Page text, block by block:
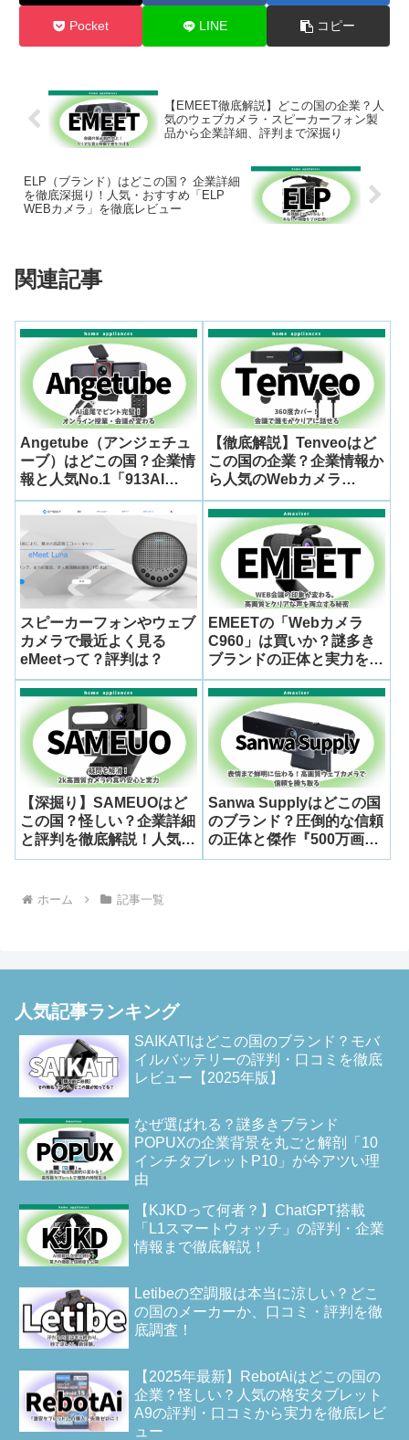
Pocket LINE コピー
【EMEET徹底解説】どこの国の企業？人
気のウェブカメラ・スピーカーフォン製
品から企業詳細、評判まで深掘り
ELP（ブランド）はどこの国？ 企業詳細
を徹底深掘り！人気・おすすめ「ELP
WEBカメラ」を徹底レビュー
関連記事
Angetube（アンジェチュ
ーブ）はどこの国？企業情
報と人気No.1「913AI
WEBカメラ」の深掘りレ
ビュー
【徹底解説】Tenveoはど
この国の企業？企業情報か
ら人気のWebカメラ
「TEVO-VA300AA」の評
判・実力を深掘り
スピーカーフォンやウェブ
カメラで最近よく見る
eMeetって？評判は？
EMEETの「Webカメラ
C960」は買いか？謎多き
ブランドの正体と実力を企
業情報から徹底解剖
【深掘り】SAMEUOはど
この国？怪しい？企業詳細
と評判を徹底解説！人気モ
デル「G53-2k WEBカメ
Sanwa Supplyはどこの国
のブランド？圧倒的な信頼
の正体と傑作『500万画素
WEBカメラ CMS-
ホーム 記事一覧
人気記事ランキング
SAIKATIはどこの国のブランド？モバ
イルバッテリーの評判・口コミを徹底
レビュー【2025年版】
なぜ選ばれる？謎多きブランド
POPUXの企業背景を丸ごと解剖「10
インチタブレットP10」が今アツい理
由
【KJKDって何者？】ChatGPT搭載
「L1スマートウォッチ」の評判・企業
情報まで徹底解説！
Letibeの空調服は本当に涼しい？どこ
の国のメーカーか、口コミ・評判を徹
底調査！
【2025年最新】RebotAiはどこの国の
企業？怪しい？人気の格安タブレット
A9の評判・口コミから実力を徹底レビ
ュー